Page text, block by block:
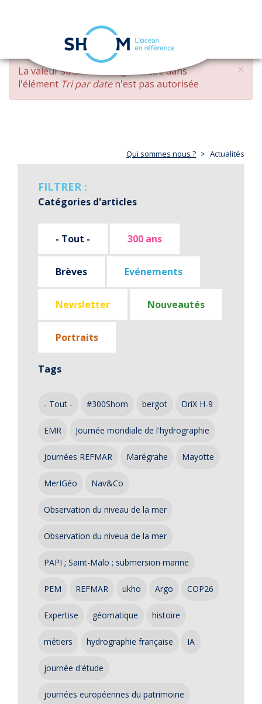
Aller
contenu
principal
navigation
×
MESSAGE
D'ERREUR
La valeur soumise changed DESCdans
l'élément Tri par daten'est pas autorisée
Qui sommes nous ? Actualités
FILTRER :
Catégories d'articles
- Tout - 300 ans
Brèves Evénements
Newsletter Nouveautés
Portraits
Tags
- Tout - #300Shom bergot DriX H-9
EMR Journée mondiale de l'hydrographie
Journées REFMAR Marégrahe Mayotte
MerIGéo Nav&Co
Observation du niveau de la mer
Observation du niveua de la mer
PAPI ; Saint-Malo ; submersion marine
PEM REFMAR ukho Argo COP26
Expertise géomatique histoire
métiers hydrographie française IA
journée d'étude
journées européennes du patrimoine